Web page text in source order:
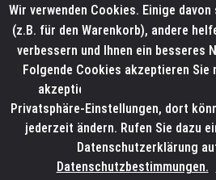
Wir verwenden Cookies. Einige
(z.B. für den Warenkorb), andere
verbessern und Ihnen ein besseres
Folgende Cookies akzeptieren Sie
akzeptieren. Weitere
Privatsphäre-Einstellungen, dort
jederzeit ändern. Rufen Sie dazu
Datenschutzerklärung
Datenschutzbestimmungen.